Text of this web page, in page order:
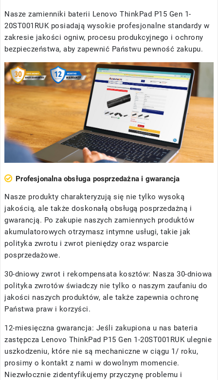
Nasze zamienniki baterii Lenovo ThinkPad P15 Gen 1-
20ST001RUKposiadają wysokie profesjonalne standardy w
zakresie jakości ogniw, procesu produkcyjnego i ochrony
bezpieczeństwa, aby zapewnić Państwu pewność zakupu.
Profesjonalna obsługa posprzedażna i gwarancja
Nasze produkty charakteryzują się nie tylko wysoką
jakością, ale także doskonałą obsługą posprzedażną i
gwarancją. Po zakupie naszych zamiennych produktów
akumulatorowych otrzymasz intymne usługi, takie jak
polityka zwrotu i zwrot pieniędzy oraz wsparcie
posprzedażowe.
30-dniowy zwrot i rekompensata kosztów: Nasza 30-dniowa
polityka zwrotów świadczy nie tylko o naszym zaufaniu do
jakości naszych produktów, ale także zapewnia ochronę
Państwa praw i korzyści.
12-miesięczna gwarancja: Jeśli zakupiona u nas bateria
zastępcza Lenovo ThinkPad P15 Gen 1-20ST001RUK ulegnie
uszkodzeniu, które nie są mechaniczne w ciągu 1/ roku,
prosimy o kontakt z nami w dowolnym momencie.
Niezwłocznie zidentyfikujemy przyczynę problemu i